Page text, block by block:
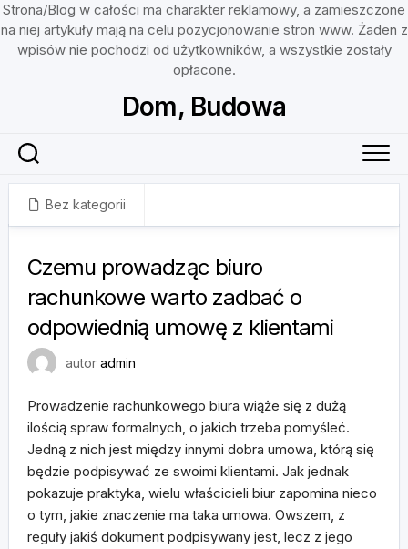
Strona/Blog w całości ma charakter reklamowy, a zamieszczone
na niej artykuły mają na celu pozycjonowanie stron www. Żaden z
wpisów nie pochodzi od użytkowników, a wszystkie zostały
opłacone.
Dom, Budowa
Bez kategorii
Czemu prowadząc biuro
rachunkowe warto zadbać o
odpowiednią umowę z klientami
autor admin
Prowadzenie rachunkowego biura wiąże się z dużą
ilością spraw formalnych, o jakich trzeba pomyśleć.
Jedną z nich jest między innymi dobra umowa, którą się
będzie podpisywać ze swoimi klientami. Jak jednak
pokazuje praktyka, wielu właścicieli biur zapomina nieco
o tym, jakie znaczenie ma taka umowa. Owszem, z
reguły jakiś dokument podpisywany jest, lecz z jego